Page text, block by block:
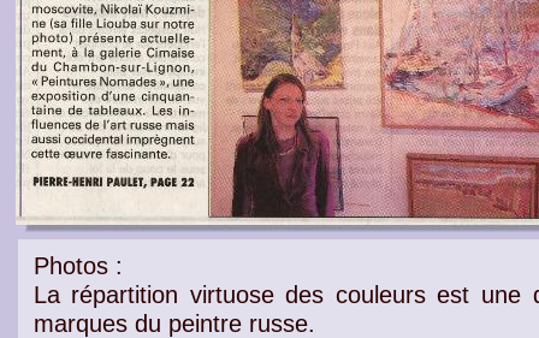
Photos :
La répartition virtuose des couleursest une
marques du peintre russe.